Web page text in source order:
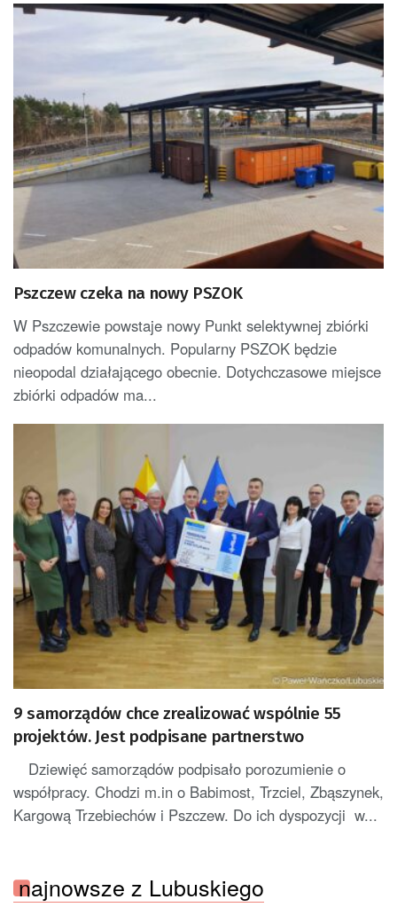
Pszczew czeka na nowy PSZOK
W Pszczewie powstaje nowy Punkt selektywnej zbiórki
odpadów komunalnych. Popularny PSZOK będzie
nieopodal działającego obecnie. Dotychczasowe miejsce
zbiórki odpadów ma...
9 samorządów chce zrealizować wspólnie 55
projektów. Jest podpisane partnerstwo
Dziewięć samorządów podpisało porozumienie o
współpracy. Chodzi m.in o Babimost, Trzciel, Zbąszynek,
Kargową Trzebiechów i Pszczew. Do ich dyspozycji w...
najnowsze z Lubuskiego